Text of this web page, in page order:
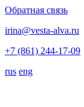
Обратная связь
irina@vesta-alva.ru
+7 (861) 244-17-09
rus eng